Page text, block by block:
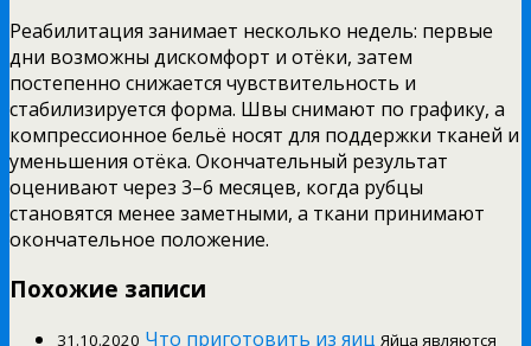
Реабилитация занимает несколько недель: первые
дни возможны дискомфорт и отёки, затем
постепенно снижается чувствительность и
стабилизируется форма. Швы снимают по графику, а
компрессионное бельё носят для поддержки тканей и
уменьшения отёка. Окончательный результат
оценивают через 3–6 месяцев, когда рубцы
становятся менее заметными, а ткани принимают
окончательное положение.
Похожие записи
31.10.2020 Что приготовить из яиц Яйца являются